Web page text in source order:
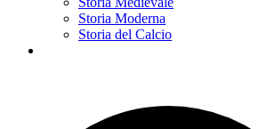
Storia Moderna
Storia del Calcio